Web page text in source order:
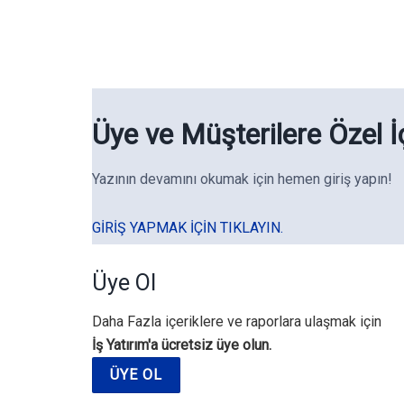
Üye ve Müşterilere Özel
Yazının devamını okumak için hemen giriş yapın!
GIRIŞ YAPMAK IÇIN TIKLAYIN.
Üye Ol
Daha Fazla içeriklere ve raporlara ulaşmak için
İş Yatırım'a ücretsiz üye olun.
ÜYE OL